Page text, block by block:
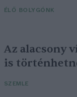
ÉLŐ BOLYGÓNK
Az alacsony
is
SZEMLE